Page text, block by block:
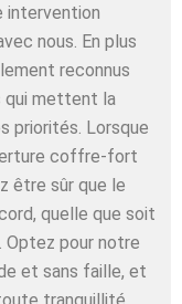
intervention
nous. En plus
reconnus
qui mettent la
priorités. Lorsque
coffre-fort
être sûr que le
quelle que soit
pour notre
et sans faille, et
tranquillité.